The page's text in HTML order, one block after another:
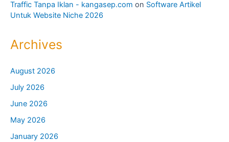
Traffic Tanpa Iklan - kangasep.com on Software Artikel
Untuk Website Niche 2026
Archives
August 2026
July 2026
June 2026
May 2026
January 2026